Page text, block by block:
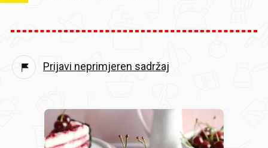
Prijavi neprimjeren sadržaj